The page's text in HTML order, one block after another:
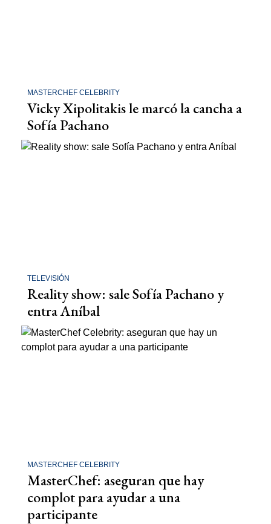
MASTERCHEF CELEBRITY
Vicky Xipolitakis le marcó la cancha a
Sofía Pachano
TELEVISIÓN
Reality show: sale Sofía Pachano y
entra Aníbal
MASTERCHEF CELEBRITY
MasterChef: aseguran que hay
complot para ayudar a una
participante